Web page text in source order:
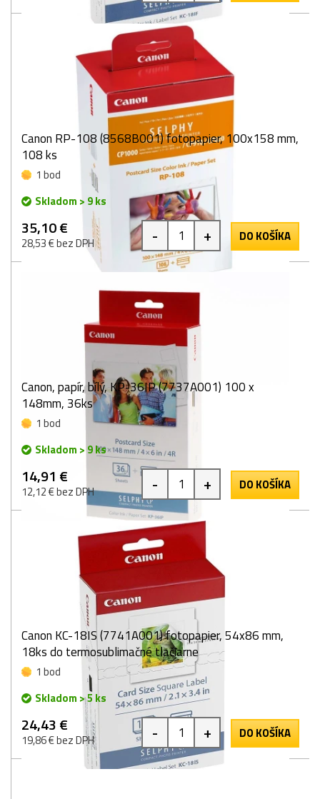
Canon RP-108 (8568B001) fotopapier, 100x158 mm,
108 ks
1 bod
Skladom > 9 ks
35,10 €
28,53 € bez DPH - + DO KOŠÍKA
Canon, papír, bílý, KP-36IP (7737A001) 100 x
148mm, 36ks
1 bod
Skladom > 9 ks
14,91 €
12,12 € bez DPH - + DO KOŠÍKA
Canon KC-18IS (7741A001) fotopapier, 54x86 mm,
18ks do termosublimačné tlačiarne
1 bod
Skladom > 5 ks
24,43 €
19,86 € bez DPH - + DO KOŠÍKA